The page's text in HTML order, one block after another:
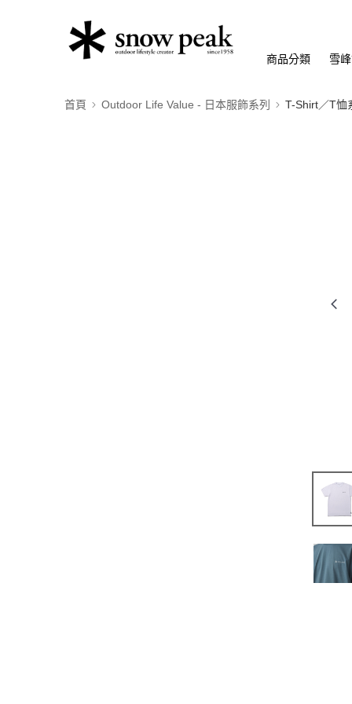
商品分類 雪
首頁 Outdoor Life Value - 日本服飾系列 T-Shirt／T恤